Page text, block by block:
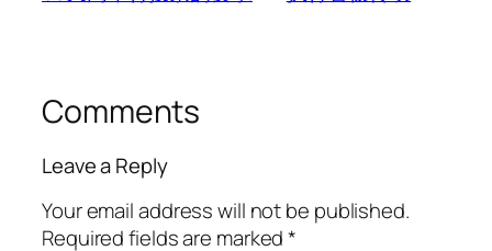
Comments
Leave a Reply
Your email address will not be published.
Required fields are marked*